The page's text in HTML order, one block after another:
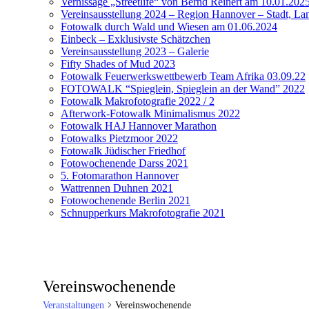
Vereinsausstellung 2024 – Region Hannover – Stadt,
Fotowalk durch Wald und Wiesen am 01.06.2024
Einbeck – Exklusivste Schätzchen
Vereinsausstellung 2023 – Galerie
Fifty Shades of Mud 2023
Fotowalk Feuerwerkswettbewerb Team Afrika 03.09.22
FOTOWALK “Spieglein, Spieglein an der Wand” 2022
Fotowalk Makrofotografie 2022 / 2
Afterwork-Fotowalk Minimalismus 2022
Fotowalk HAJ Hannover Marathon
Fotowalks Pietzmoor 2022
Fotowalk Jüdischer Friedhof
Fotowochenende Darss 2021
5. Fotomarathon Hannover
Wattrennen Duhnen 2021
Fotowochenende Berlin 2021
Schnupperkurs Makrofotografie 2021
Vereinswochenende
Veranstaltungen Vereinswochenende